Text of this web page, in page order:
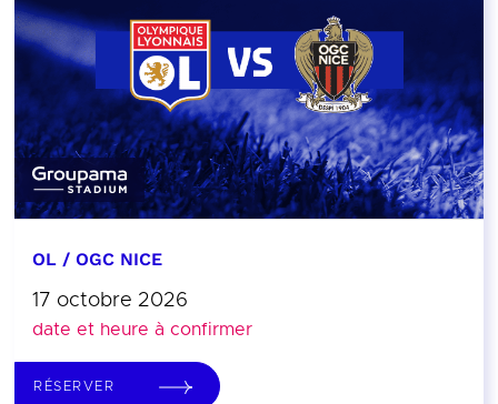
OL / OGC NICE
17 octobre 2026
date et heure à confirmer
RÉSERVER